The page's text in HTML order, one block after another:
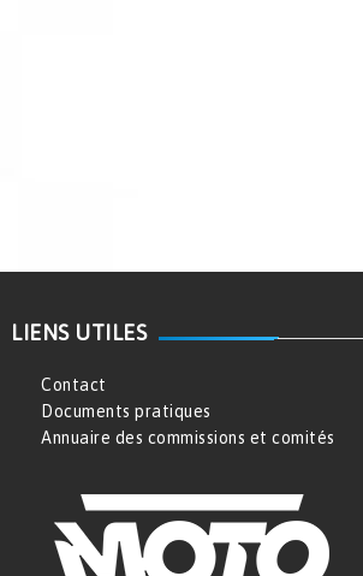
LIENS UTILES
Contact
Documents pratiques
Annuaire des commissions et comités